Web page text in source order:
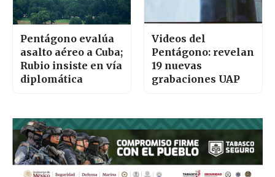
Pentágono evalúa
asalto aéreo a Cuba;
Rubio insiste en vía
diplomática
Videos del
Pentágono: revelan
19 nuevas
grabaciones UAP